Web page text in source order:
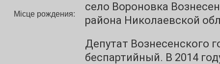
Місце рождения:
село Вороновка
района Николаевской
Депутат Вознесенского
беспартийный. В 2014